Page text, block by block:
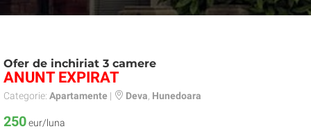
Ofer de inchiriat 3 camere
ANUNT EXPIRAT
Categorie: Apartamente | Deva Hunedoara
250eur/luna